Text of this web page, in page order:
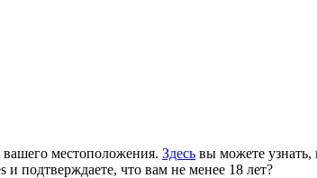
местоположения. Здесь вы можете
подтверждаете, что вам не менее 18 лет?